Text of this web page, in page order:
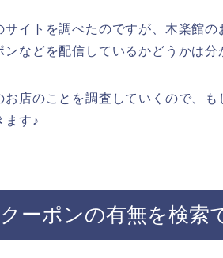
イトを調べたのですが、木楽館
などを配信しているかどうかは分
店のことを調査していくので、も
ます♪
ーポンの有無を検索